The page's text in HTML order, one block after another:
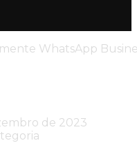
de 2023